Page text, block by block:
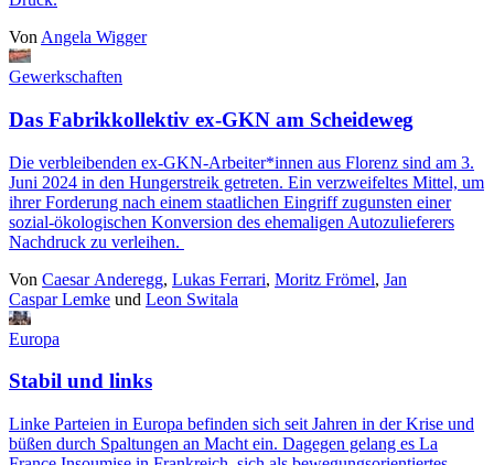
Von Angela Wigger
Gewerkschaften
Das Fabrikkollektiv ex-GKN am Scheideweg
Die verbleibenden ex-GKN-Arbeiter*innen aus Florenz sind am 3.
Juni 2024 in den Hungerstreik getreten. Ein verzweifeltes Mittel, um
ihrer Forderung nach einem staatlichen Eingriff zugunsten einer
sozial-ökologischen Konversion des ehemaligen Autozulieferers
Nachdruck zu verleihen.
Von Caesar Anderegg, Lukas Ferrari, Moritz Frömel, Jan
Caspar Lemke und Leon Switala
Europa
Stabil und links
Linke Parteien in Europa befinden sich seit Jahren in der Krise und
büßen durch Spaltungen an Macht ein. Dagegen gelang es La